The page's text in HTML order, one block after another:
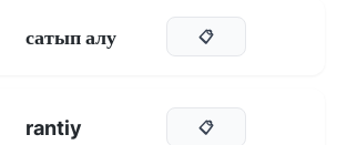
сатып алу 📋
rantiy 📋